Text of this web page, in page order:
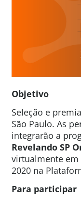
Objetivo
Seleção e
São Paulo. As
integrarão a
Revelando SP
virtualmente
2020 na
Para participar